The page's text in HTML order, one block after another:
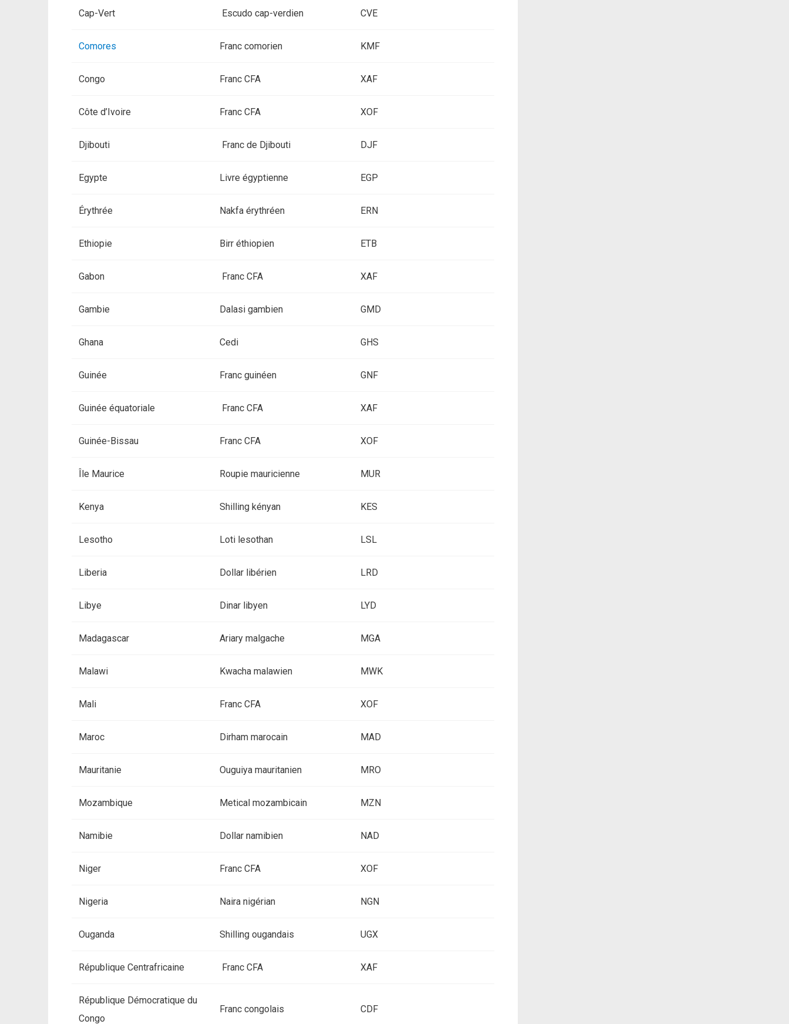
Cap-Vert Escudo cap-verdien CVE
Comores Franc comorien KMF
Congo Franc CFA XAF
Côte d’Ivoire Franc CFA XOF
Djibouti Franc de Djibouti DJF
Egypte Livre égyptienne EGP
Érythrée Nakfa érythréen ERN
Ethiopie Birr éthiopien ETB
Gabon Franc CFA XAF
Gambie Dalasi gambien GMD
Ghana Cedi GHS
Guinée Franc guinéen GNF
Guinée équatoriale Franc CFA XAF
Guinée-Bissau Franc CFA XOF
Île Maurice Roupie mauricienne MUR
Kenya Shilling kényan KES
Lesotho Loti lesothan LSL
Liberia Dollar libérien LRD
Libye Dinar libyen LYD
Madagascar Ariary malgache MGA
Malawi Kwacha malawien MWK
Mali Franc CFA XOF
Maroc Dirham marocain MAD
Mauritanie Ouguiya mauritanien MRO
Mozambique Metical mozambicain MZN
Namibie Dollar namibien NAD
Niger Franc CFA XOF
Nigeria Naira nigérian NGN
Ouganda Shilling ougandais UGX
République Centrafricaine Franc CFA XAF
République Démocratique du
Congo
Franc congolais CDF